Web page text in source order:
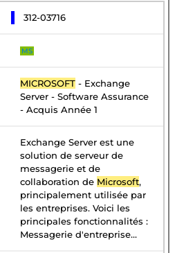
312-03716
MS
MICROSOFT - Exchange
Server - Software Assurance
- Acquis Année 1
Exchange Server est une
solution de serveur de
messagerie et de
collaboration de Microsoft,
principalement utilisée par
les entreprises. Voici les
principales fonctionnalités :
Messagerie d'entreprise...